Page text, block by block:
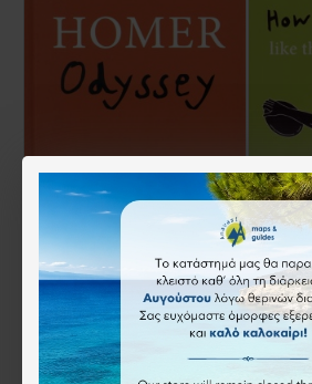
HOMER ODYSSEY
19.90€